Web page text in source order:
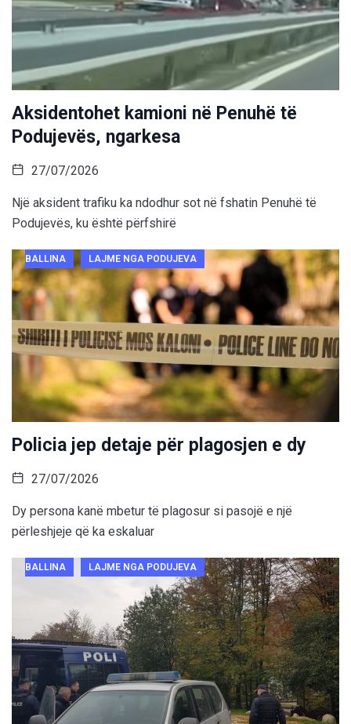
Aksidentohet kamioni në Penuhë të
Podujevës, ngarkesa
27/07/2026
Një aksident trafiku ka ndodhur sot në fshatin Penuhë të
Podujevës, ku është përfshirë
BALLINA LAJME NGA PODUJEVA
Policia jep detaje për plagosjen e dy
27/07/2026
Dy persona kanë mbetur të plagosur si pasojë e një
përleshjeje që ka eskaluar
BALLINA LAJME NGA PODUJEVA